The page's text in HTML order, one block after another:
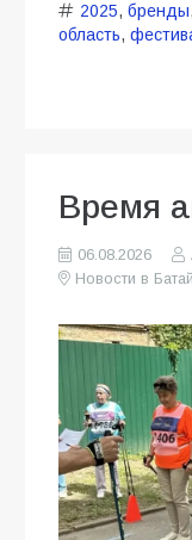
2025, бренды,
область,
Время
06.08.2026
Новости в